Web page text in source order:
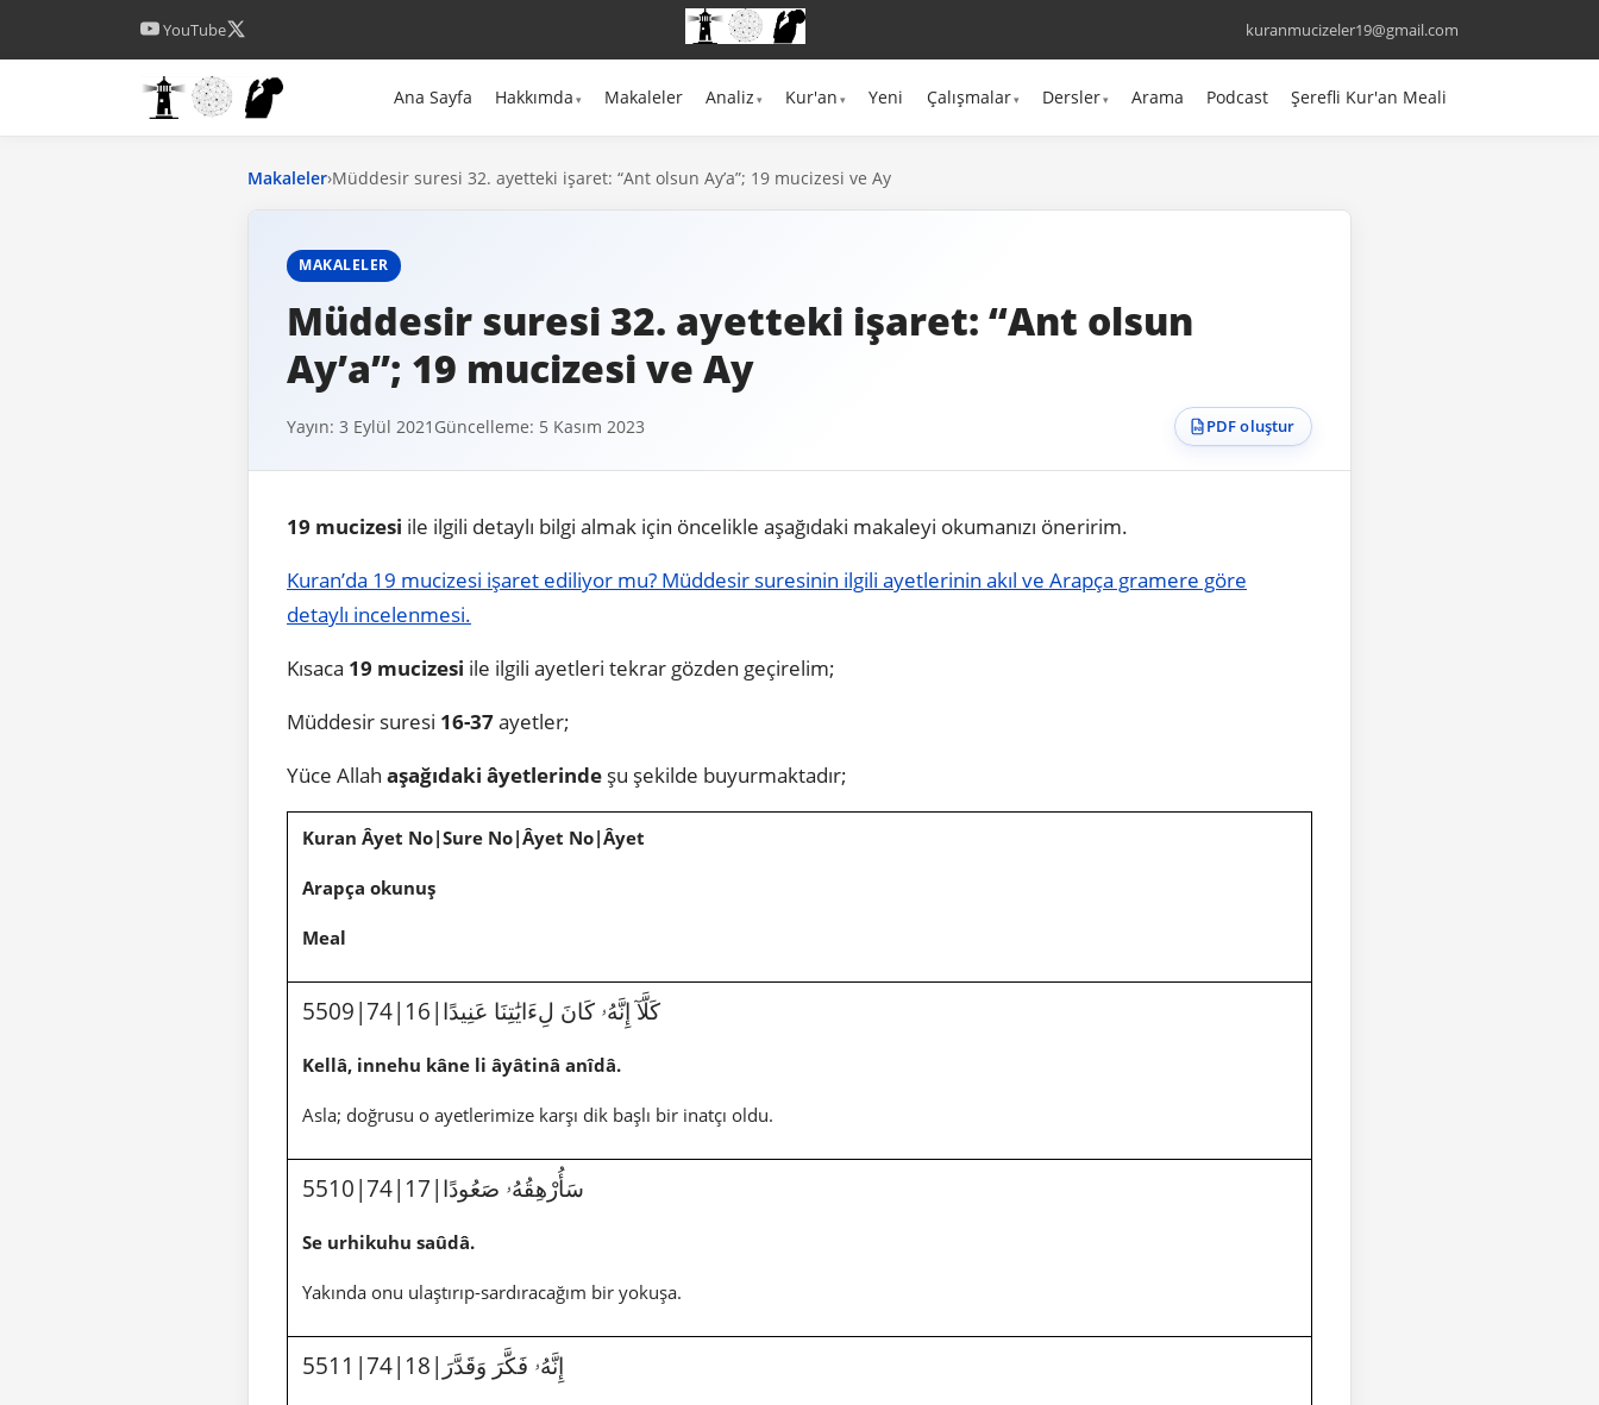
YouTube kuranmucizeler19@gmail.com
Ana Sayfa Hakkımda Makaleler Analiz Kur'an Yeni Çalışmalar Dersler Arama Podcast Şerefli Kur'an Meali
Makaleler›Müddesir suresi 32. ayetteki işaret: “Ant olsun Ay’a”; 19 mucizesi ve Ay
MAKALELER
Müddesir suresi 32. ayetteki işaret: “Ant olsun
Ay’a”; 19 mucizesi ve Ay
Yayın: 3 Eylül 2021 Güncelleme: 5 Kasım 2023 PDF oluştur
19 mucizesi ile ilgili detaylı bilgi almak için öncelikle aşağıdaki makaleyi okumanızı öneririm.
Kuran’da 19 mucizesi işaret ediliyor mu? Müddesir suresinin ilgili ayetlerinin akıl ve Arapça gramere göre
detaylı incelenmesi.
Kısaca 19 mucizesi ile ilgili ayetleri tekrar gözden geçirelim;
Müddesir suresi 16-37ayetler;
Yüce Allah aşağıdaki âyetlerinde şu şekilde buyurmaktadır;
Kuran Âyet No|Sure No|Âyet No|Âyet
Arapça okunuş
Meal
5509|74|16|كَلَّآ إِنَّهُۥ كَانَ لِءَايَٰتِنَا عَنِيدًا
Kellâ, innehu kâne li âyâtinâ anîdâ.
Asla; doğrusu o ayetlerimize karşı dik başlı bir inatçı oldu.
5510|74|17|سَأُرْهِقُهُۥ صَعُودًا
Se urhikuhu saûdâ.
Yakında onu ulaştırıp-sardıracağım bir yokuşa.
5511|74|18|إِنَّهُۥ فَكَّرَ وَقَدَّرَ